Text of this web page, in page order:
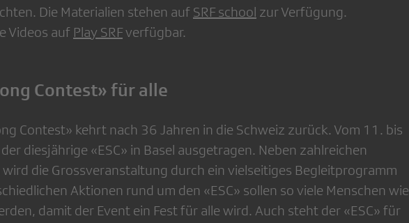
Die Materialien stehen auf SRF school zur Verfügung.
Videos auf Play SRFverfügbar.
Contest» für alle
Contest» kehrt nach 36 Jahren in die Schweiz zurück. Vom 11. bis
diesjährige «ESC» in Basel ausgetragen. Neben zahlreichen
die Grossveranstaltung durch ein vielseitiges Begleitprogramm
Aktionen rund um den «ESC» sollen so viele Menschen wie
damit der Event ein Fest für alle wird. Auch steht der «ESC» für